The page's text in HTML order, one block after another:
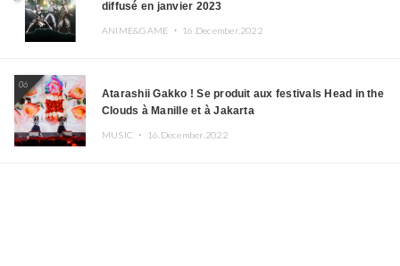
diffusé en janvier 2023
ANIME&GAME ・ 16.December.2022
06
Atarashii Gakko ! Se produit aux festivals Head in the
Clouds à Manille et à Jakarta
MUSIC ・ 16.December.2022